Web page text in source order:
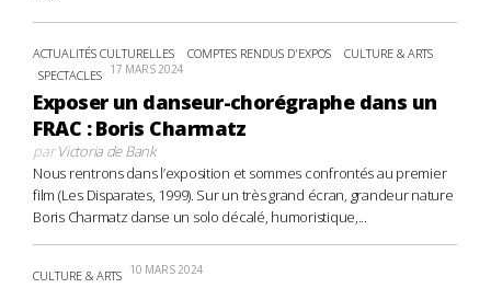
ACTUALITÉS CULTURELLES COMPTES RENDUS D'EXPOS
CULTURE & ARTS
SPECTACLES 17 MARS 2024
Exposer un danseur-chorégraphe dans un
FRAC : Boris Charmatz
parVictoria de Bank
Nous rentrons dans l’exposition et sommes confrontés au premier
film (Les Disparates, 1999). Sur un très grand écran, grandeur nature
Boris Charmatz danse un solo décalé, humoristique,...
CULTURE & ARTS 10 MARS 2024